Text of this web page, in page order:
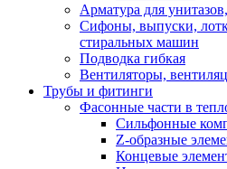
Арматура для
Сифоны, выпуски,
стиральных машин
Подводка гибкая
Вентиляторы,
Трубы и фитинги
Фасонные части в
Cильфонные
Z-образные
Концевые